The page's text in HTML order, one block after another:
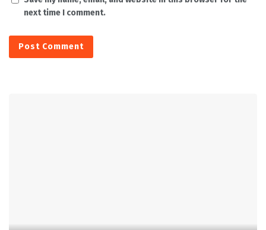
next time I comment.